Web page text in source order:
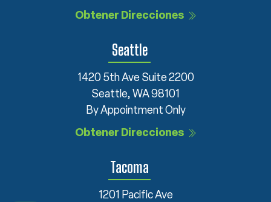
Obtener Direcciones
Seattle
1420 5th Ave Suite 2200
Seattle, WA 98101
By Appointment Only
Obtener Direcciones
Tacoma
1201 Pacific Ave